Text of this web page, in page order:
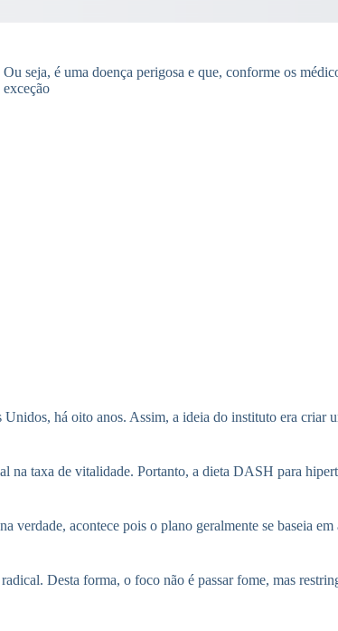
seja, é uma doença perigosa e que, conforme os
há oito anos. Assim, a ideia do instituto era criar
taxa de vitalidade. Portanto, a dieta DASH para
acontece pois o plano geralmente se baseia
Desta forma, o foco não é passar fome, mas